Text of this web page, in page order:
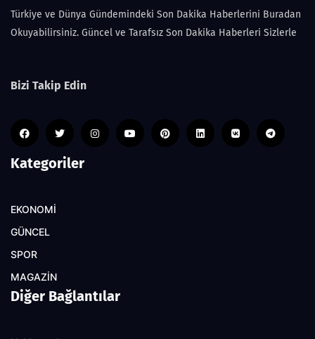
Türkiye ve Dünya Gündemindeki Son Dakika Haberlerini Buradan
Okuyabilirsiniz. Güncel ve Tarafsız Son Dakika Haberleri Sizlerle
Bizi Takip Edin
Kategoriler
EKONOMİ
GÜNCEL
SPOR
MAGAZİN
Diğer Bağlantılar